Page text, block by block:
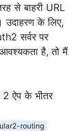
से बाहरी URL
उदाहरण के लिए,
सर्वर पर
आवश्यकता है, तो मैं
ऐप के भीतर
routing